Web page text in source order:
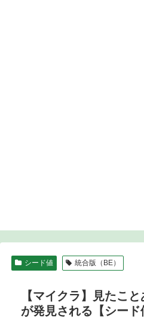
シード値 統合版（BE）
【マイクラ】見たこ
が発見される【シード